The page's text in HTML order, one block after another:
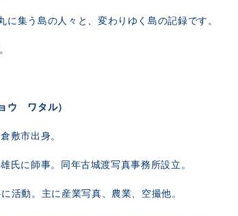
に集う島の人々と、変わりゆく島の記録です。
ウ ワタル）
敷市出身。
氏に師事。同年古城渡写真事務所設立。
活動。主に産業写真、農業、空撮他。